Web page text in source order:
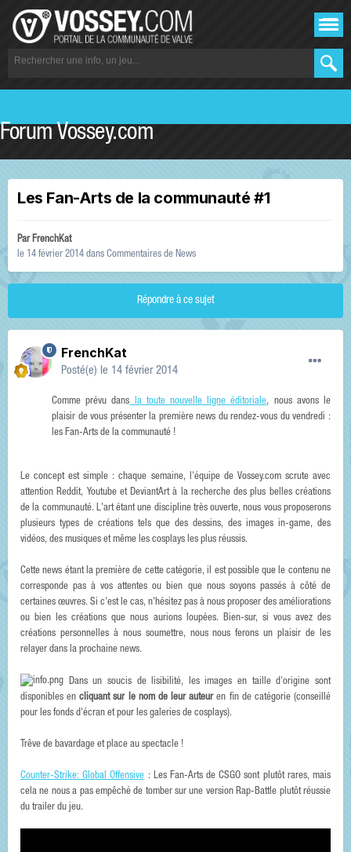
Forum Vossey.com
Les Fan-Arts de la communauté #1
ParFrenchKat
le 14 février 2014 dans Commentaires de News
Répondre à ce sujet
FrenchKat
Posté(e) le 14 février 2014
Comme prévu dans la toute nouvelle ligne éditoriale, nous avons le
plaisir de vous présenter la première news du rendez-vous du vendredi :
les Fan-Arts de la communauté !
Le concept est simple : chaque semaine, l'équipe de Vossey.com scrute avec
attention Reddit, Youtube et DeviantArt à la recherche des plus belles créations
de la communauté. L'art étant une discipline très ouverte, nous vous proposerons
plusieurs types de créations tels que des dessins, des images in-game, des
vidéos, des musiques et même les cosplays les plus réussis.
Cette news étant la première de cette catégorie, il est possible que le contenu ne
corresponde pas à vos attentes ou bien que nous soyons passés à côté de
certaines œuvres. Si c'est le cas, n'hésitez pas à nous proposer des améliorations
ou bien les créations que nous aurions loupées. Bien-sur, si vous avez des
créations personnelles à nous soumettre, nous nous ferons un plaisir de les
relayer dans la prochaine news.
Dans un soucis de lisibilité, les images en taille d'origine sont
disponibles encliquant sur le nom de leur auteuren fin de catégorie (conseillé
pour les fonds d'écran et pour les galeries de cosplays).
Trêve de bavardage et place au spectacle !
Counter-Strike: Global Offensive : Les Fan-Arts de CSGO sont plutôt rares, mais
cela ne nous a pas empêché de tomber sur une version Rap-Battle plutôt réussie
du trailer du jeu.